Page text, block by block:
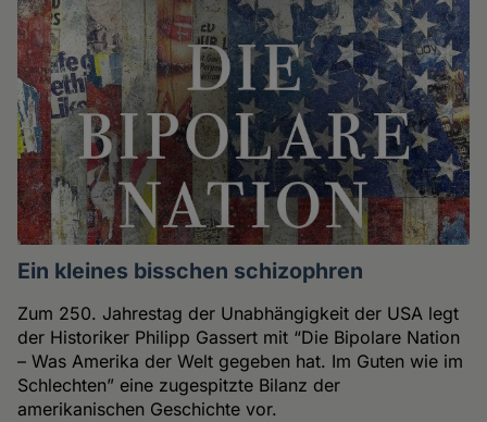
Ein kleines bisschen schizophren
Zum 250. Jahrestag der Unabhängigkeit der USA legt
der Historiker Philipp Gassert mit “Die Bipolare Nation
– Was Amerika der Welt gegeben hat. Im Guten wie im
Schlechten” eine zugespitzte Bilanz der
amerikanischen Geschichte vor.